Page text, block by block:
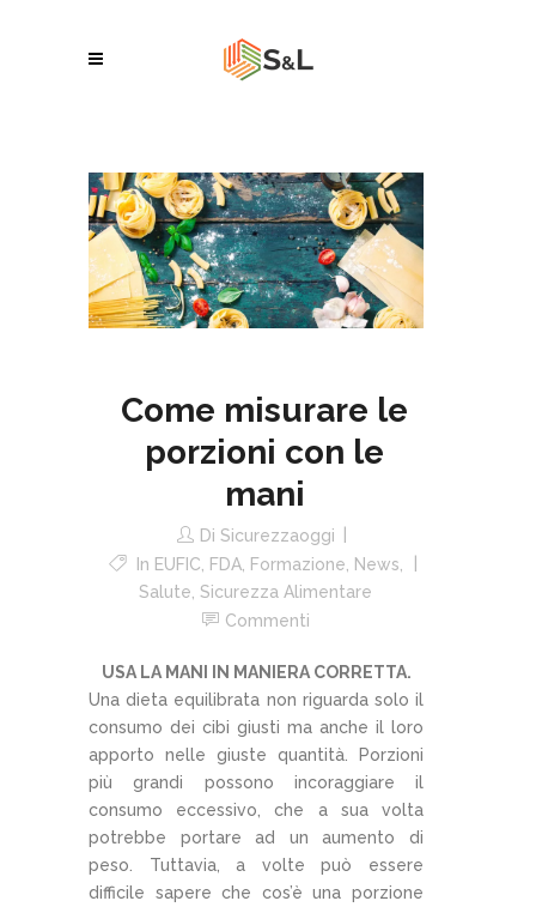
Come misurare le
porzioni con le
mani
Di Sicurezzaoggi
In EUFIC FDA, Formazione News
Salute Sicurezza Alimentare
Commenti
USA LA MANI IN MANIERA CORRETTA.
Una dieta equilibrata non riguarda solo il
consumo dei cibi giusti ma anche il loro
apporto nelle giuste quantità. Porzioni
più grandi possono incoraggiare il
consumo eccessivo, che a sua volta
potrebbe portare ad un aumento di
peso. Tuttavia, a volte può essere
difficile sapere che cos’è una porzione